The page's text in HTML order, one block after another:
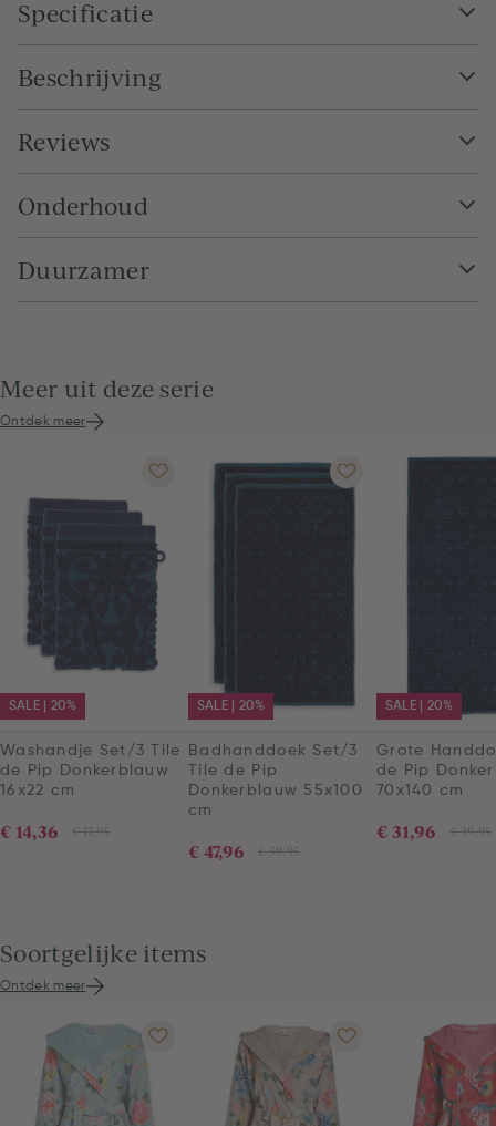
Specificatie
Beschrijving
Reviews
Onderhoud
Duurzamer
Meer uit deze serie
Ontdek meer
SALE | 20%
Washandje Set/3 Tile
de Pip Donkerblauw
16x22 cm
€ 17,95
€ 14,36
SALE | 20%
Badhanddoek Set/3
Tile de Pip
Donkerblauw 55x100
cm
€ 59,95
€ 47,96
SALE | 20%
Grote
de Pip
70x140 cm
€ 39,95
€ 31,96
Soortgelijke items
Ontdek meer